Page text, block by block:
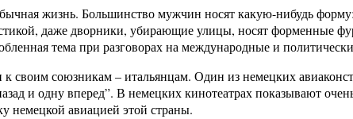
жизнь. Большинство мужчин носят какую-нибудь
даже дворники, убирающие улицы, носят форменные
тема при разговорах на международные и
своим союзникам – итальянцам. Один из немецких
и одну вперед”. В немецких кинотеатрах показывают
немецкой авиацией этой страны.